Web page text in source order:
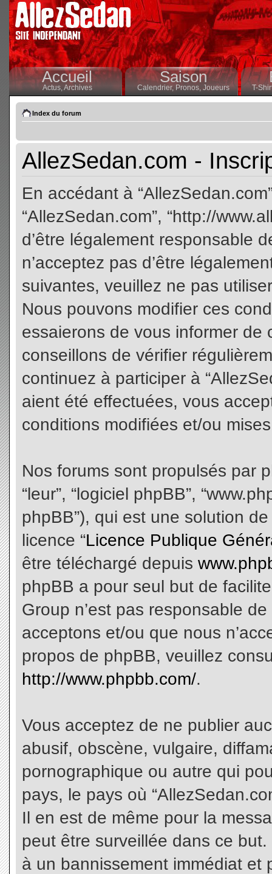
Accueil
Actus,Archives
Saison
Calendrier,Pronos, Joueurs T-
Index du forum
AllezSedan.com -
En accédant à
“AllezSedan.com”, “http://
d’être légalement responsable
n’acceptez pas d’être
suivantes, veuillez ne pas
Nous pouvons modifier ces
essaierons de vous informer
conseillons de vérifier
continuez à participer à
aient été effectuées, vous
conditions modifiées et/ou
Nos forums sont propulsés par
“leur”, “logiciel phpBB”,
phpBB”), qui est une solution
licence “Licence Publique
être téléchargé depuis
phpBB a pour seul but de
Group n’est pas responsable
acceptons et/ou que nous
propos de phpBB, veuillez
http://www.phpbb.com/.
Vous acceptez de ne publier
abusif, obscène, vulgaire,
pornographique ou autre qui
pays, le pays où
Il en est de même pour la
peut être surveillée dans ce
à un bannissement immédiat et